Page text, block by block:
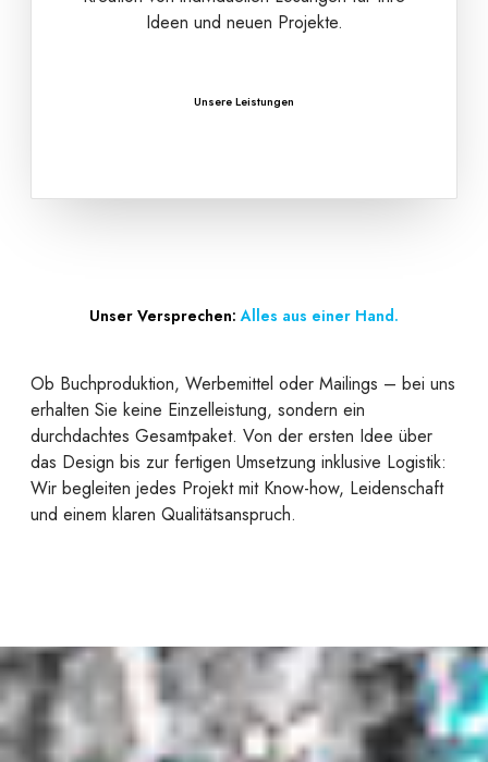
Ideen und neuen Projekte.
Unsere Leistungen
Unser Versprechen: Alles aus einer Hand.
Ob Buchproduktion, Werbemittel oder Mailings – bei uns
erhalten Sie keine Einzelleistung, sondern ein
durchdachtes Gesamtpaket. Von der ersten Idee über
das Design bis zur fertigen Umsetzung inklusive Logistik:
Wir begleiten jedes Projekt mit Know-how, Leidenschaft
und einem klaren Qualitätsanspruch.